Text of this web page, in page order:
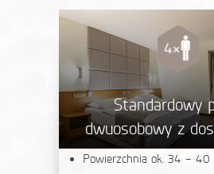
Standardowy
dwuosobowy z
Powierzchnia ok. 34 – 40